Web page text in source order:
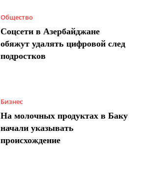
Общество
Соцсети в Азербайджане
обяжут удалять цифровой след
подростков
Бизнес
На молочных продуктах в Баку
начали указывать
происхождение